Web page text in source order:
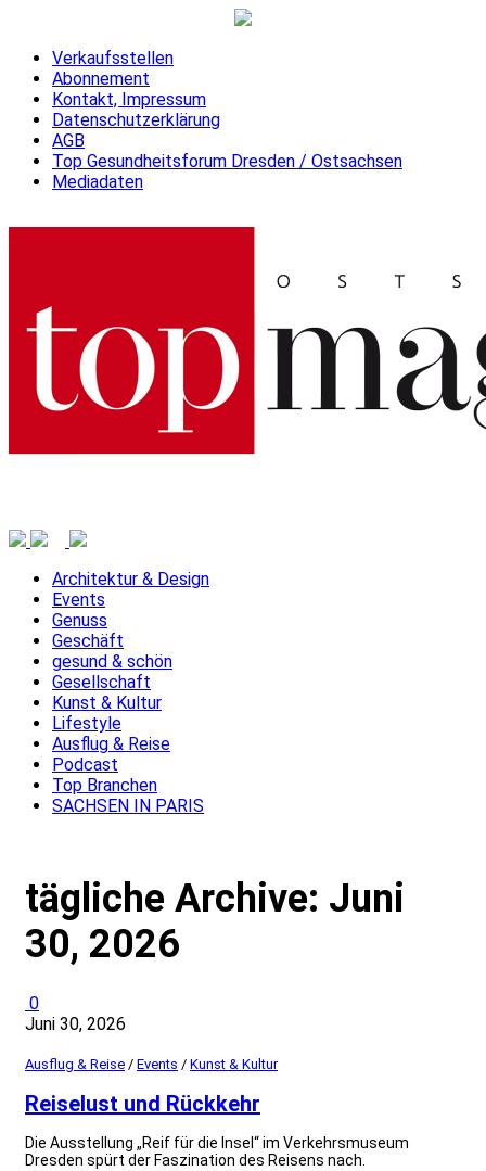
Verkaufsstellen
Abonnement
Kontakt, Impressum
Datenschutzerklärung
AGB
Top Gesundheitsforum Dresden / Ostsachsen
Mediadaten
Architektur & Design
Events
Genuss
Geschäft
gesund & schön
Gesellschaft
Kunst & Kultur
Lifestyle
Ausflug & Reise
Podcast
Top Branchen
SACHSEN IN PARIS
tägliche Archive: Juni
30, 2026
0
Juni 30, 2026
Ausflug & Reise / Events / Kunst & Kultur
Reiselust und Rückkehr
Die Ausstellung „Reif für die Insel“ im Verkehrsmuseum
Dresden spürt der Faszination des Reisens nach.